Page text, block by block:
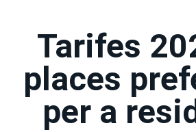
Tarifes
places
per a